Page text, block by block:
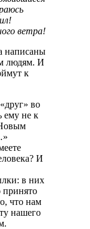
ветра!
написаны
людям. И
к
во
ему не к
И
в них
принято
что нам
нашего